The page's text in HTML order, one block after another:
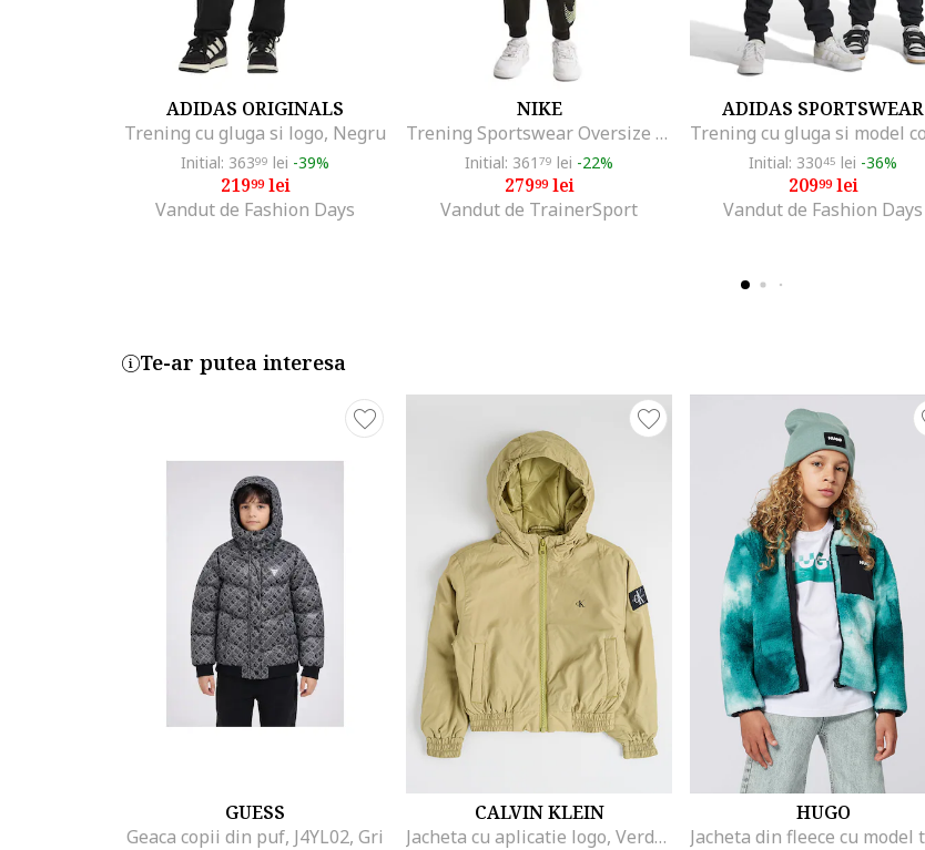
ADIDAS ORIGINALS
Trening cu gluga si logo, Negru
Initial: 36399 lei -39%
21999lei
Vandut de Fashion Days
NIKE
Trening Sportswear Oversize Inf 76N738-023, Baieti, Verde
Initial: 361 79 lei -22%
27999lei
Vandut de TrainerSport
ADIDAS SPORTSWEAR
Initial: 33045 lei -36%
20999lei
Vandut de Fashion Days
Te-ar putea interesa
GUESS
Geaca copii din puf, J4YL02, Gri
CALVIN KLEIN
Jacheta cu aplicatie logo, Verde fistic
HUGO